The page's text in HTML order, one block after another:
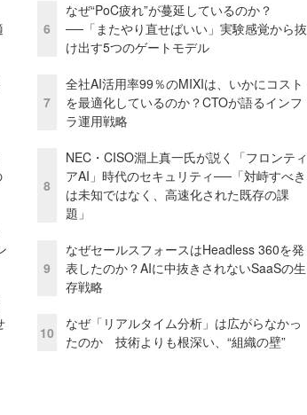
6
なぜ“PoC疲れ”が蔓延しているのか？
──「またやり直せばいい」実験感覚から抜
け出す5つのゲートモデル
7
全社AI活用率99％のMIXIは、いかにコスト
を最適化しているのか？CTOが語るインフ
ラ運用戦略
8
NEC・CISO淵上真一氏が説く「フロンティ
アAI」時代のセキュリティ──「対峙すべき
は未知ではなく、高速化された既存の課
題」
9
なぜセールスフォースはHeadless 360を発
表したのか？AIに中抜きされないSaaSの生
存戦略
10
なぜ「リアルタイム分析」は広がらなかっ
たのか 技術よりも根深い、“組織の壁”